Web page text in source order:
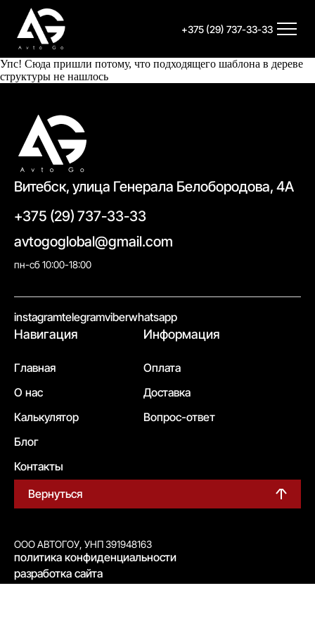
+375 (29) 737-33-33
Упс! Сюда пришли потому, что подходящего шаблона в дереве
структуры не нашлось
Витебск, улица Генерала Белобородова, 4А
+375 (29) 737-33-33
avtogoglobal@gmail.com
пн-сб 10:00-18:00
instagramtelegramviberwhatsapp
Навигация
Главная
О нас
Калькулятор
Блог
Контакты
Информация
Оплата
Доставка
Вопрос-ответ
Вернуться
ООО АВТОГОУ, УНП 391948163
политика конфиденциальности
разработка сайта